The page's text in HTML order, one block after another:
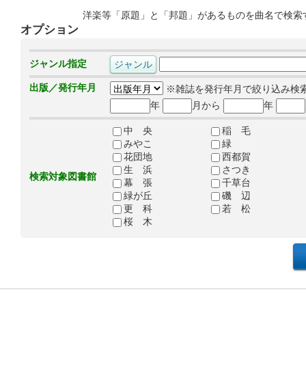
洋楽等「原題」と「邦題」があるものを曲名で検
オプション
ジャンル指定
出版／発行年月
※雑誌を発行年月で絞り込み検
年
月から 年
検索対象図書館
中 央
稲 毛
みやこ
緑
花団地
西都賀
生 浜
さつき
幕 張
千草台
緑が丘
磯 辺
更 科
若 松
桜 木